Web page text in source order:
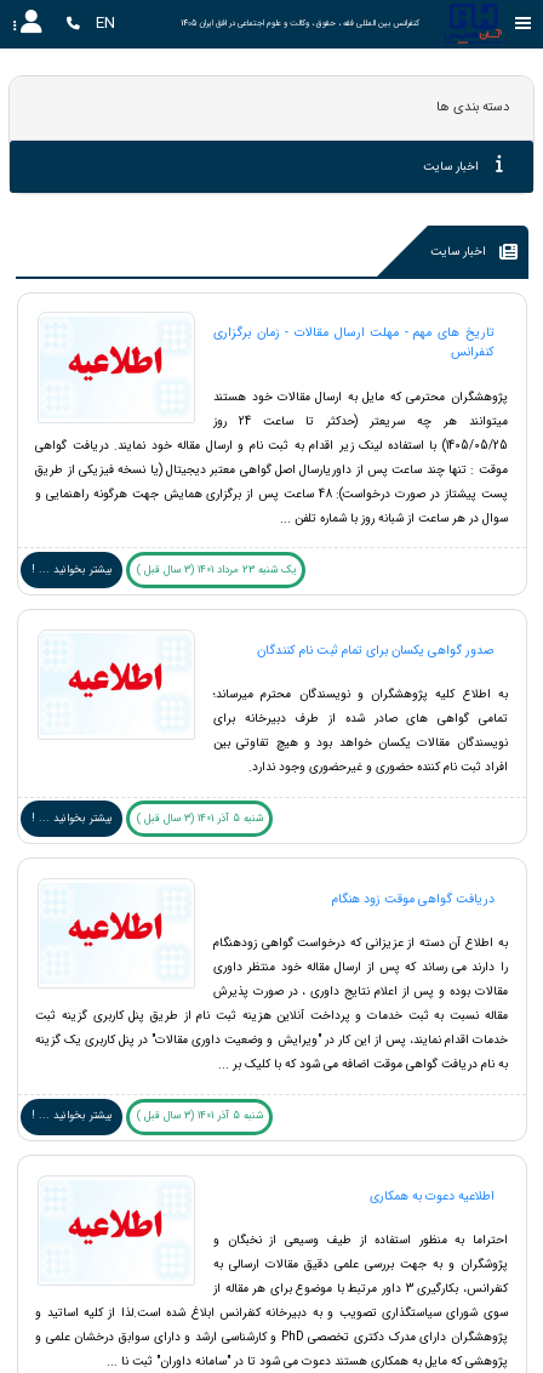
کنفرانس بین المللی فقه ، حقوق ، وکالت و علوم اجتماعی در افق ایران 1405 EN
دسته بندی ها
اخبار سایت
اخبار سایت
تاریخ های مهم - مهلت ارسال مقالات - زمان برگزاری
کنفرانس
پژوهشگران محترمی که مایل به ارسال مقالات خود هستند
میتوانند هر چه سریعتر (حدکثر تا ساعت 24 روز
1405/05/25) با استفاده لینک زیر اقدام به ثبت نام و ارسال مقاله خود نمایند. دریافت گواهی
موقت : تنها چند ساعت پس از داوریارسال اصل گواهی معتبر دیجیتال (یا نسخه فیزیکی از طریق
پست پیشتاز در صورت درخواست): 48 ساعت پس از برگزاری همایش جهت هرگونه راهنمایی و
سوال در هر ساعت از شبانه روز با شماره تلفن ...
یک شنبه 23 مرداد 1401 (3 سال قبل ) بیشتر بخوانید ... !
صدور گواهی یکسان برای تمام ثبت نام کنندگان
به اطلاع کلیه پژوهشگران و نویسندگان محترم میرساند؛
تمامی گواهی های صادر شده از طرف دبیرخانه برای
نویسندگان مقالات یکسان خواهد بود و هیچ تفاوتی بین
افراد ثبت نام کننده حضوری و غیرحضوری وجود ندارد.
شنبه 5 آذر 1401 (3 سال قبل ) بیشتر بخوانید ... !
دریافت گواهی موقت زود هنگام
به اطلاع آن دسته از عزیزانی که درخواست گواهی زودهنگام
را دارند می رساند که پس از ارسال مقاله خود منتظر داوری
مقالات بوده و پس از اعلام نتایج داوری ، در صورت پذیرش
مقاله نسبت به ثبت خدمات و پرداخت آنلاین هزینه ثبت نام از طریق پنل کاربری گزینه ثبت
خدمات اقدام نمایند، پس از این کار در "ویرایش و وضعیت داوری مقالات" در پنل کاربری یک گزینه
به نام دریافت گواهی موقت اضافه می شود که با کلیک بر ...
شنبه 5 آذر 1401 (3 سال قبل ) بیشتر بخوانید ... !
اطلاعیه دعوت به همکاری
احتراما به منظور استفاده از طیف وسیعی از نخبگان و
پژوشگران و به جهت بررسی علمی دقیق مقالات ارسالی به
کنفرانس، بکارگیری 3 داور مرتبط با موضوع برای هر مقاله از
سوی شورای سیاستگذاری تصویب و به دبیرخانه کنفرانس ابلاغ شده است.لذا از کلیه اساتید و
پژوهشگران دارای مدرک دکتری تخصصی PhD و کارشناسی ارشد و دارای سوابق درخشان علمی و
پژوهشی که مایل به همکاری هستند دعوت می شود تا در "سامانه داوران" ثبت نا ...